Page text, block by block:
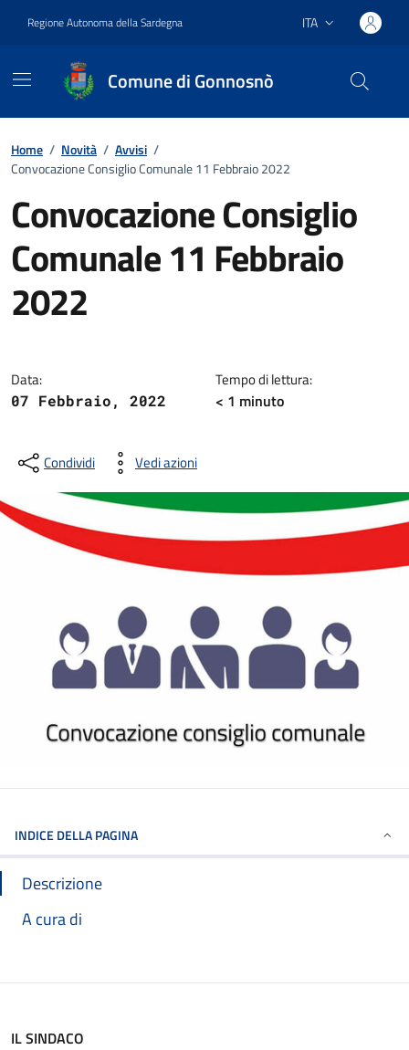
Regione Autonoma della Sardegna Lingua attiva:
ITA
Comune di Gonnosnò
Home / Novità / Avvisi /
Convocazione Consiglio Comunale 11 Febbraio 2022
Convocazione Consiglio
Comunale 11 Febbraio
2022
Data:
07 Febbraio, 2022
Tempo di lettura:
< 1 minuto
Condividi Vedi azioni
INDICE DELLA PAGINA
Descrizione
A cura di
IL SINDACO